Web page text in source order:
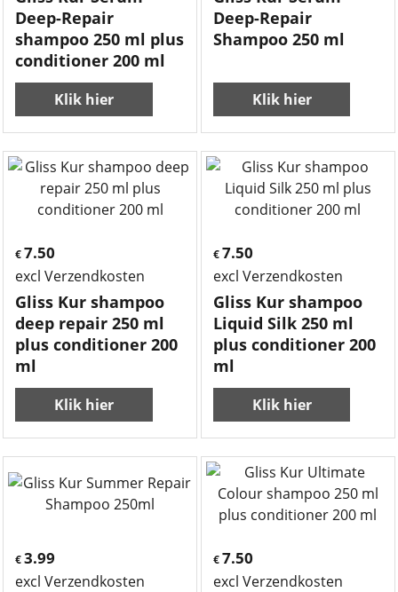
Deep-Repair
shampoo 250 ml plus
conditioner 200 ml
Klik hier
Deep-Repair
Shampoo 250 ml
Klik hier
€ 7.50
excl Verzendkosten
Gliss Kur shampoo
deep repair 250 ml
plus conditioner 200
ml
Klik hier
€7.50
excl Verzendkosten
Gliss Kur shampoo
Liquid Silk 250 ml
plus conditioner 200
ml
Klik hier
€ 3.99
excl Verzendkosten
€7.50
excl Verzendkosten